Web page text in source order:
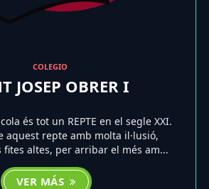
COLEGIO
JOSEP OBRER I
és tot un REPTE en el segle XXI.
aquest repte amb molta il·lusió,
fites altes, per arribar el més am...
VER MÁS